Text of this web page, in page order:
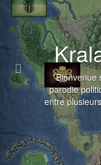
Bienvenue
parodie
entre